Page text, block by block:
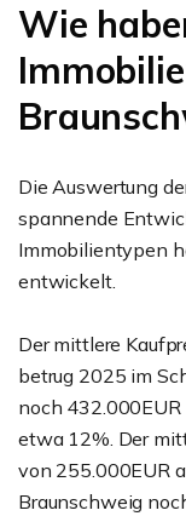
Wie
Die Auswertung
spannende
Immobilientypen
entwickelt.
Der mittlere
betrug 2025 im
noch
etwa 12%. Der
von 255.000EUR
Braunschweig